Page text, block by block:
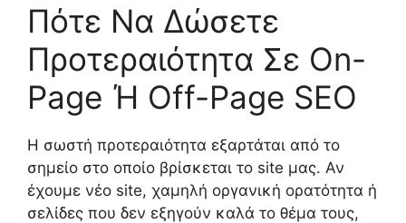
Πότε Να Δώσετε
Προτεραιότητα Σε On-
Page Ή Off-Page SEO
Η σωστή προτεραιότητα εξαρτάται από το
σημείο στο οποίο βρίσκεται το site μας. Αν
έχουμε νέο site, χαμηλή οργανική ορατότητα ή
σελίδες που δεν εξηγούν καλά το θέμα τους,